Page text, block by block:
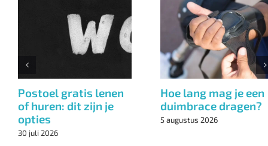
Postoel gratis lenen
of huren: dit zijn je
opties
30 juli 2026
Hoe lang mag je een
duimbrace dragen?
5 augustus 2026